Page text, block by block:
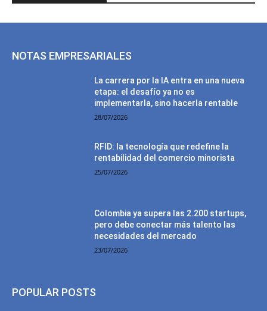
NOTAS EMPRESARIALES
La carrera por la IA entra en una nueva
etapa: el desafío ya no es
implementarla, sino hacerla rentable
28/07/2026
RFID: la tecnología que redefine la
rentabilidad del comercio minorista
25/07/2026
Colombia ya supera las 2.200 startups,
pero debe conectar más talento las
necesidades del mercado
23/07/2026
POPULAR POSTS